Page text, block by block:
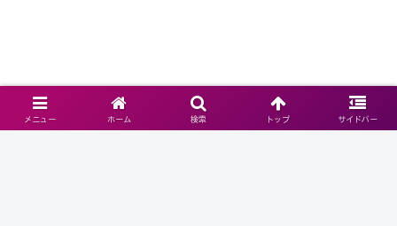
メニュー ホーム 検索 トップ サイドバー